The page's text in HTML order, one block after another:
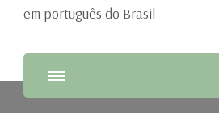
em português do Brasil